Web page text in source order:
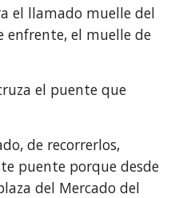
el llamado muelle del
enfrente, el muelle de
el puente que
de recorrerlos,
puente porque desde
del Mercado del